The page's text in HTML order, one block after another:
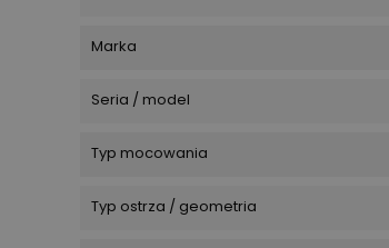
Marka
Seria / model
Typ mocowania
Typ ostrza / geometria